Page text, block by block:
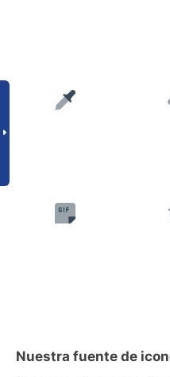
Nuestra fuente de